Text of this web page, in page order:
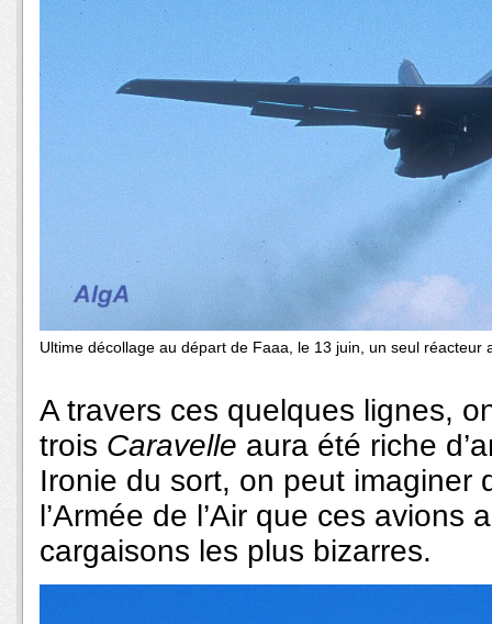
Ultime décollage au départ de Faaa, le 13 juin, un seul réacteur
A travers ces quelques lignes,
trois Caravelle aura été riche
Ironie du sort, on peut imaginer
l’Armée de l’Air que ces avions
cargaisons les plus bizarres.